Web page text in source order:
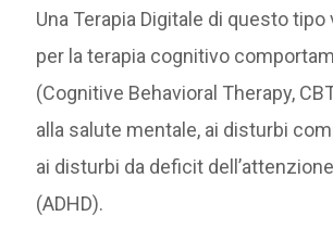
Una Terapia Digitale di questo tipo
per la terapia cognitivo
(Cognitive Behavioral Therapy,
alla salute mentale, ai disturbi
ai disturbi da deficit
(ADHD).